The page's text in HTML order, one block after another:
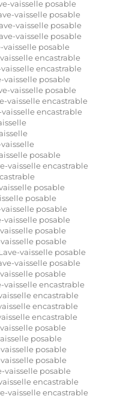
vaisselle posable
vaisselle posable
vaisselle posable
vaisselle posable
vaisselle posable
encastrable
vaisselle encastrable
vaisselle posable
vaisselle posable
vaisselle encastrable
vaisselle encastrable
vaisselle
posable
vaisselle encastrable
posable
posable
vaisselle posable
vaisselle posable
posable
vaisselle posable
vaisselle posable
vaisselle posable
posable
vaisselle encastrable
encastrable
encastrable
encastrable
posable
posable
vaisselle posable
posable
vaisselle posable
encastrable
vaisselle encastrable